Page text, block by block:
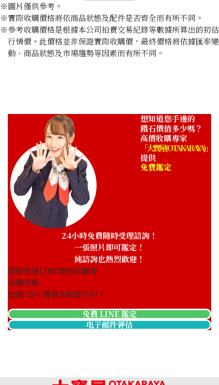
Emerald ring 3.34ct
※圖片僅供參考。
※實際收購價格將依商品狀態及配件是否齊全而有所不同。
※參考收購價格是根據本公司拍賣交易紀錄等數據所算出的初估
行情價。此價格並非保證實際收購價，最終價格將依據匯率變
動、商品狀態及市場趨勢等因素而有所不同。
想知道您手邊的
鑽石價值多少嗎？
高價收購專家
「大寶屋 (OTAKARAYA)」
提供
免費鑑定
24小時免費隨時受理諮詢！
一張照片即可鑑定！
純諮詢也熱烈歡迎！
僅限透過LINE預約的顧客
收購金額
加碼35% 優惠活動進行中！
免費 LINE 鑑定
电子邮件评估